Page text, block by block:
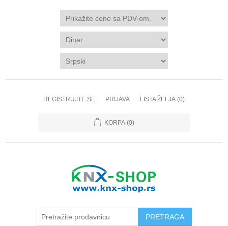
REGISTRUJTE SE PRIJAVA LISTA ŽELJA (0)
KORPA (0)